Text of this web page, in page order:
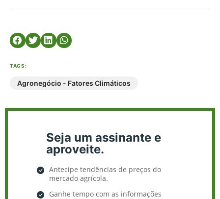
TAGS:
Agronegócio - Fatores Climáticos
Seja um assinante e
aproveite.
Antecipe tendências de preços do
mercado agrícola.
Ganhe tempo com as informações